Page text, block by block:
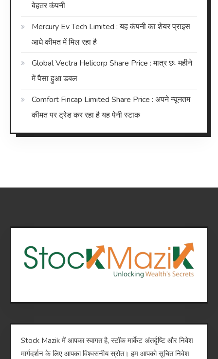
बेहतर कंपनी
Mercury Ev Tech Limited : यह कंपनी का शेयर प्राइस
आधे कीमत में मिल रहा है
Global Vectra Helicorp Share Price : मात्र छः महीने
में पैसा हुआ डबल
Comfort Fincap Limited Share Price : अपने न्यूनतम
कीमत पर ट्रेड कर रहा है यह पेनी स्टाक
Stock Mazik में आपका स्वागत है, स्टॉक मार्केट अंतर्दृष्टि और निवेश
मार्गदर्शन के लिए आपका विश्वसनीय स्रोत। हम आपको सूचित निवेश